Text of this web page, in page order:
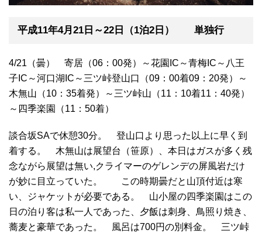
平成11年4月21日～22日（1泊2日） 単独行
4/21（曇） 寄居（06：00発）～花園IC～青梅IC～八王
子IC～河口湖IC～三ツ峠登山口（09：00着09：20発）～
木無山（10：35着発）～三ツ峠山（11：10着11：40発）
～四季楽園（11：50着）
談合坂SAで休憩30分。 登山口より思った以上に早く到
着する。 木無山は展望台（笹原）、本日はガスが多く残
念ながら展望は無い,クライマーのゲレンデの屏風岩だけ
が妙に目立っていた。 この時期曇だと山頂付近は寒
い、ジャケットが必要である。 山小屋の四季楽園はこの
日の泊り客は私一人であった、夕飯は刺身、鳥照り焼き、
蕎麦と豪華であった。 風呂は700円の別料金。 三ツ峠